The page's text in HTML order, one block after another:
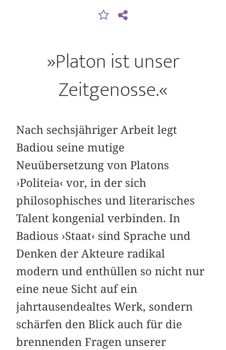
»Platon ist unser
Zeitgenosse.«
Nach sechsjähriger Arbeit legt
Badiou seine mutige
Neuübersetzung von Platons
›Politeia‹ vor, in der sich
philosophisches und literarisches
Talent kongenial verbinden. In
Badious ›Staat‹ sind Sprache und
Denken der Akteure radikal
modern und enthüllen so nicht nur
eine neue Sicht auf ein
jahrtausendealtes Werk, sondern
schärfen den Blick auch für die
brennenden Fragen unserer